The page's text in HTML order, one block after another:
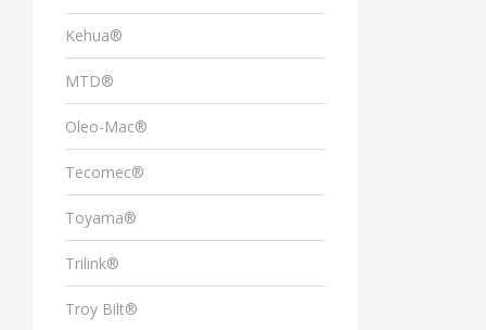
Kehua®
MTD®
Oleo-Mac®
Tecomec®
Toyama®
Trilink®
Troy Bilt®